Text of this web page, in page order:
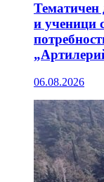
Тематичен
и ученици
06.08.2026